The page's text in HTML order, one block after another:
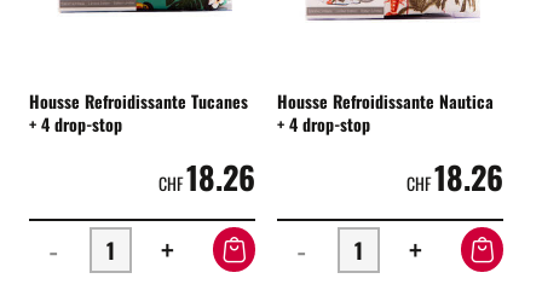
Housse Refroidissante Tucanes
+ 4 drop-stop
CHF18.26
-
+
Housse Refroidissante Nautica
+ 4 drop-stop
CHF18.26
-
+